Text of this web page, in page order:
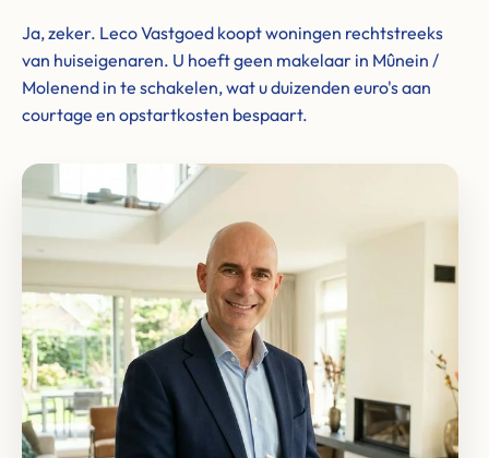
Ja, zeker. Leco Vastgoed koopt woningen rechtstreeks
van huiseigenaren. U hoeft geen makelaar in Mûnein /
Molenend in te schakelen, wat u duizenden euro's aan
courtage en opstartkosten bespaart.